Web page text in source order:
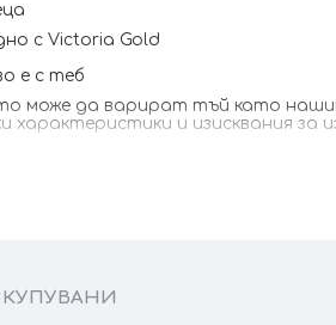
с Victoria Gold
е с теб
може да варират тъй като
характеристики и изисквания за
КУПУВАНИ